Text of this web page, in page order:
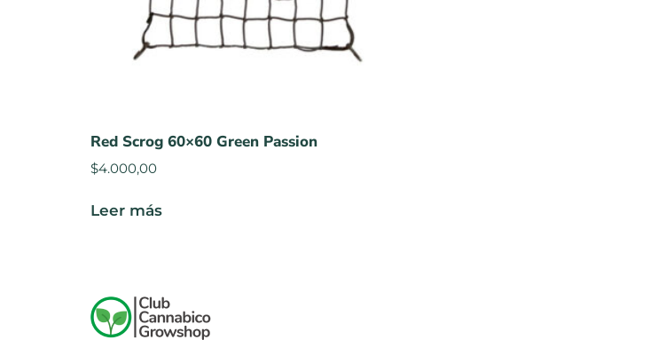
Red Scrog 60×60 Green Passion
$4.000,00
Leer más